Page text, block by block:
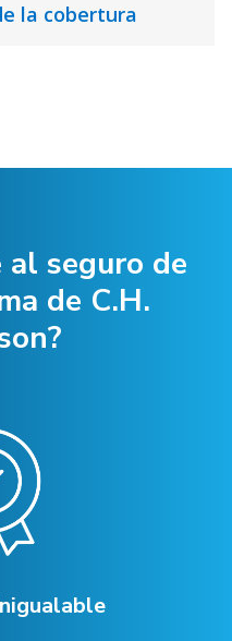
la cobertura
al seguro de
de C.H.